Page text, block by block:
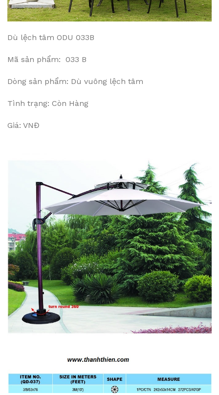
Dù lệch tâm ODU 033B
Mã sản phẩm: 033 B
Dòng sản phẩm: Dù vuông lệch tâm
Tình trạng: Còn Hàng
Giá: VNĐ